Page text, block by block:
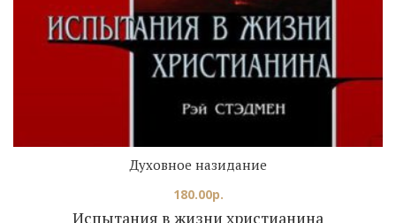
Испытания в жизни христианина
Духовное назидание
180.00р.